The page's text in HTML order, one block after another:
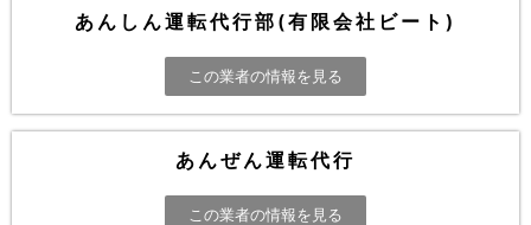
あんしん運転代行部(有限会社ビート)
この業者の情報を見る
あんぜん運転代行
この業者の情報を見る